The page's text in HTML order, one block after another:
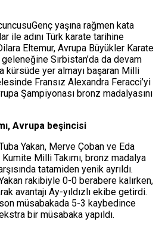
Genç yaşına rağmen kata
ile adını Türk karate tarihine
Eltemur, Avrupa Büyükler Karate
Sırbistan’da da devam
kürsüde yer almayı başaran Milli
Fransız Alexandra Feracci’yi
Şampiyonası bronz madalyasını
Avrupa beşincisi
Yakan, Merve Çoban ve Eda
Kumite Milli Takımı, bronz madalya
tatamiden yenik ayrıldı.
rakibiyle 0-0 berabere kalırken,
avantajı Ay-yıldızlı ekibe getirdi.
müsabakada 5-3 kaybedince
bir müsabaka yapıldı.